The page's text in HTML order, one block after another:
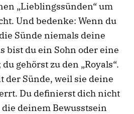
„Lieblingssünden“ um
Und bedenke: Wenn du
Sünde niemals deine
bist du ein Sohn oder eine
gehörst zu den „Royals“.
der Sünde, weil sie deine
Du definierst dich nicht
deinem Bewusstsein